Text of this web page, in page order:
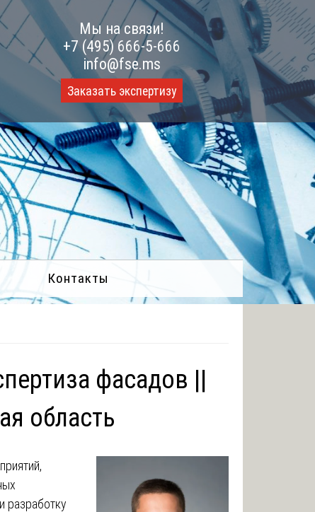
Мы на связи!
+7 (495) 666-5-666
info@fse.ms
Заказать экспертизу
Контакты
фасадов ||
область
разработку